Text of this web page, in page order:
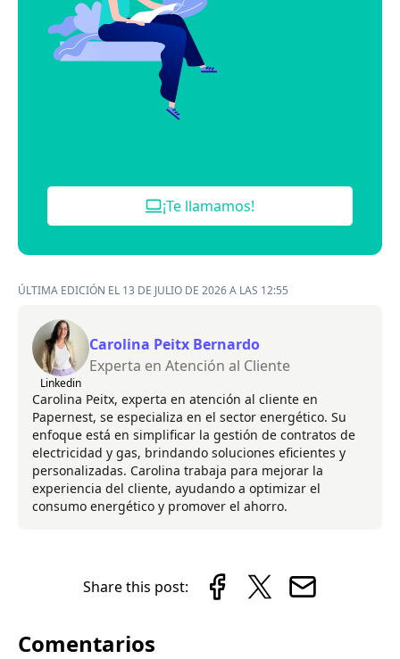
¡Te llamamos!
ÚLTIMA EDICIÓN EL 13 DE JULIO DE 2026 A LAS 12:55
Linkedin
Carolina Peitx Bernardo
Experta en Atención al Cliente
Carolina Peitx, experta en atención al cliente en
Papernest, se especializa en el sector energético. Su
enfoque está en simplificar la gestión de contratos de
electricidad y gas, brindando soluciones eficientes y
personalizadas. Carolina trabaja para mejorar la
experiencia del cliente, ayudando a optimizar el
consumo energético y promover el ahorro.
Share this post:
Comentarios